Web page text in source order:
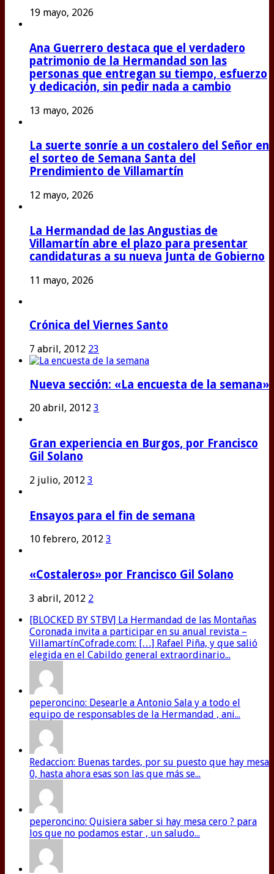
19 mayo, 2026
Ana Guerrero destaca que el verdadero
patrimonio de la Hermandad son las
personas que entregan su tiempo, esfuerzo
y dedicación, sin pedir nada a cambio
13 mayo, 2026
La suerte sonríe a un costalero del Señor en
el sorteo de Semana Santa del
Prendimiento de Villamartín
12 mayo, 2026
La Hermandad de las Angustias de
Villamartín abre el plazo para presentar
candidaturas a su nueva Junta de Gobierno
11 mayo, 2026
Crónica del Viernes Santo
7 abril, 2012 23
Nueva sección: «La encuesta de la semana»
20 abril, 2012 3
Gran experiencia en Burgos, por Francisco
Gil Solano
2 julio, 2012 3
Ensayos para el fin de semana
10 febrero, 2012 3
«Costaleros» por Francisco Gil Solano
3 abril, 2012 2
[BLOCKED BY STBV] La Hermandad de las Montañas
Coronada invita a participar en su anual revista –
VillamartínCofrade.com: […] Rafael Piña, y que salió
elegida en el Cabildo general extraordinario...
peperoncino: Desearle a Antonio Sala y a todo el
equipo de responsables de la Hermandad , ani...
Redaccion: Buenas tardes, por su puesto que hay mesa
0, hasta ahora esas son las que más se...
peperoncino: Quisiera saber si hay mesa cero ? para
los que no podamos estar , un saludo...